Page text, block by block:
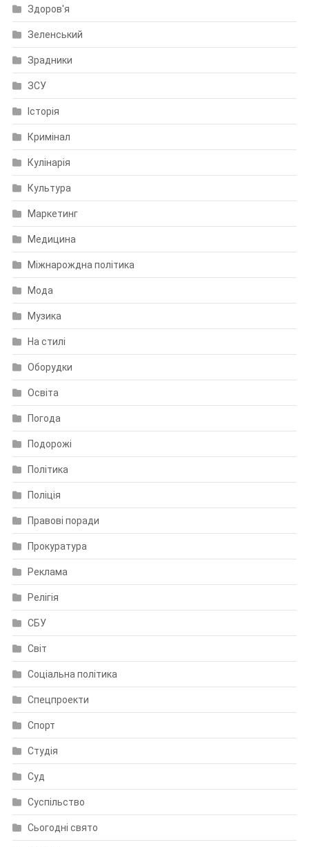
Здоров'я
Зеленський
Зрадники
ЗСУ
Історія
Кримінал
Кулінарія
Культура
Маркетинг
Медицина
Міжнарождна політика
Мода
Музика
На стилі
Оборудки
Освіта
Погода
Подорожі
Політика
Поліція
Правові поради
Прокуратура
Реклама
Релігія
СБУ
Світ
Соціальна політика
Спецпроекти
Спорт
Студія
Суд
Суспільство
Сьогодні свято